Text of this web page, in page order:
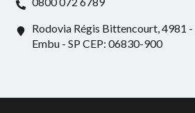
Rodovia Régis Bittencourt, 4981
Embu - SP CEP: 06830-900